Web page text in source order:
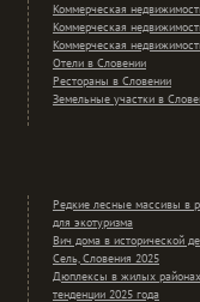
Коммерческая
Коммерческая
Коммерческая
Отели в Словении
Рестораны в Словении
Земельные участки в
Редкие лесные массивы в
для экотуризма
Вич дома в исторической
Сель, Словения 2025
Дюплексы в жилых
тенденции 2025 года